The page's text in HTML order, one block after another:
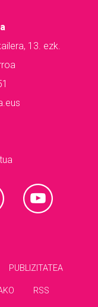
13. ezk.
PUBLIZITATEA
RSS